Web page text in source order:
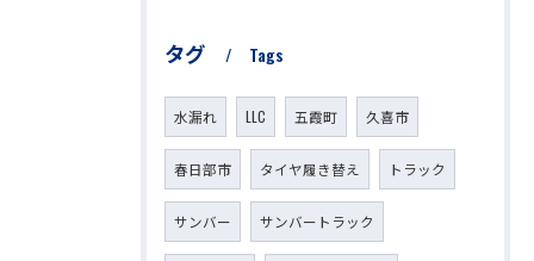
タグ Tags
水漏れ LLC 五霞町 久喜市
春日部市 タイヤ履き替え トラック
サンバー サンバートラック